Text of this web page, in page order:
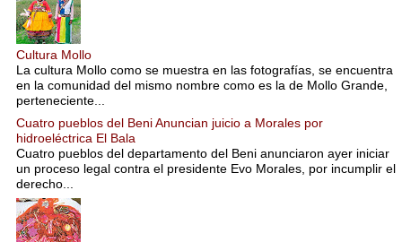
Cultura Mollo
La cultura Mollo como se muestra en las fotografías, se encuentra
en la comunidad del mismo nombre como es la de Mollo Grande,
perteneciente...
Cuatro pueblos del Beni Anuncian juicio a Morales por
hidroeléctrica El Bala
Cuatro pueblos del departamento del Beni anunciaron ayer iniciar
un proceso legal contra el presidente Evo Morales, por incumplir el
derecho...